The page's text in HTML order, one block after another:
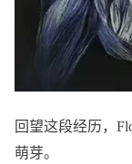
回望这段经历，
萌芽。